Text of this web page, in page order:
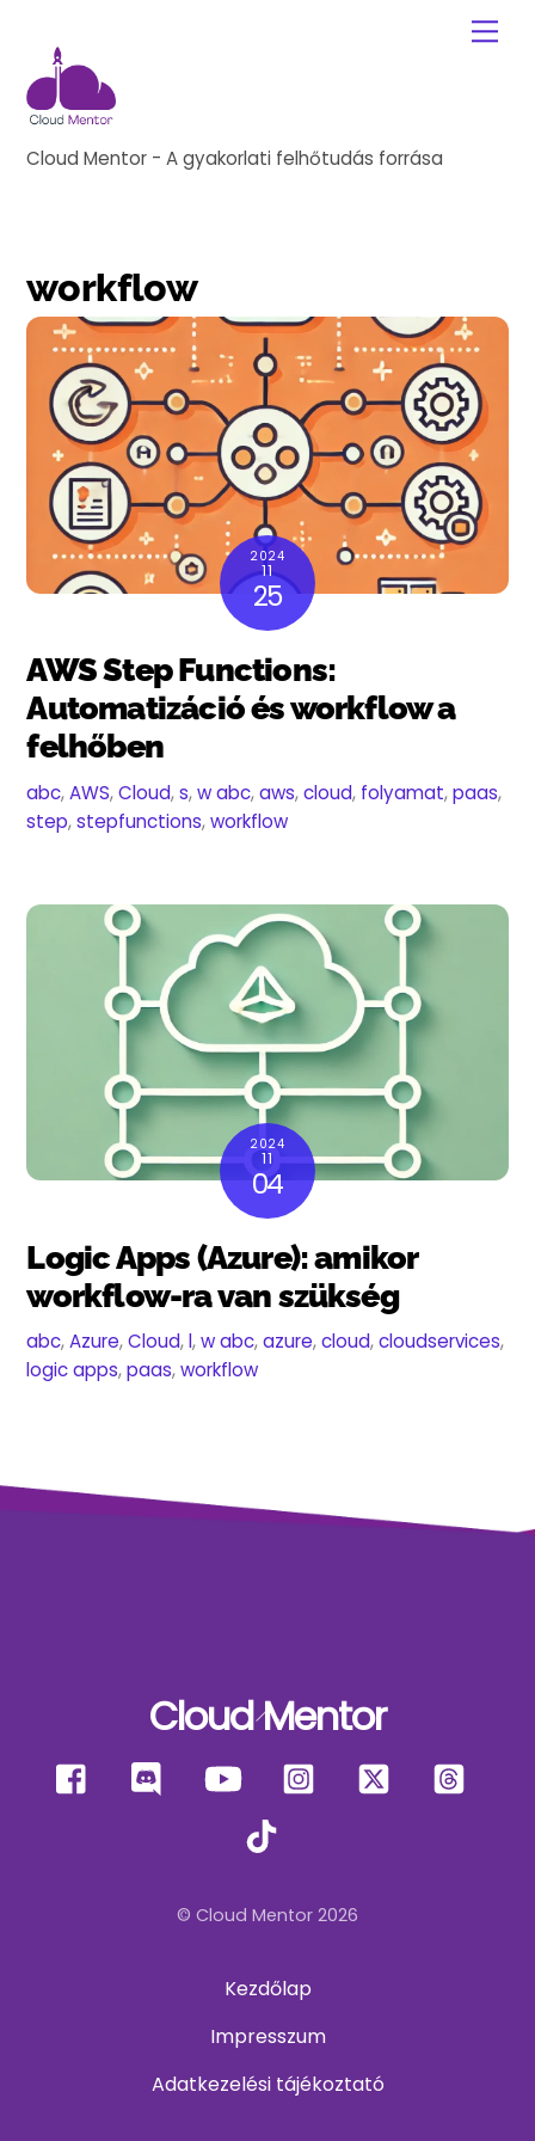
content
Cloud Mentor - A gyakorlati felhőtudás forrása
workflow
2024
11
25
AWS Step Functions:
Automatizáció és workflow a
felhőben
abc,AWS,Cloud,s,w abc,aws,cloud, folyamat,paas,
step,stepfunctions,workflow
2024
11
04
Logic Apps (Azure): amikor
workflow-ra van szükség
abc,Azure,Cloud,l,w abc,azure,cloud,cloudservices,
logic apps,paas,workflow
Back
Top
Cloud Mentor
Facebook Discord YouTube Instagram
© Cloud Mentor 2026
Kezdőlap
Impresszum
Adatkezelési tájékoztató